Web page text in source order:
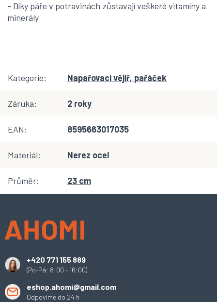
- Díky páře v potravinách zůstavají veškeré vitamíny a
minerály
Kategorie: Napařovací vějíř, pařáček
Záruka: 2 roky
EAN: 8595663017035
Materiál: Nerez ocel
Průměr: 23 cm
+420 771 155 889
(Po-Pá: 8:00 - 16:00)
eshop.ahomi@gmail.com
Odpovíme do 24 h